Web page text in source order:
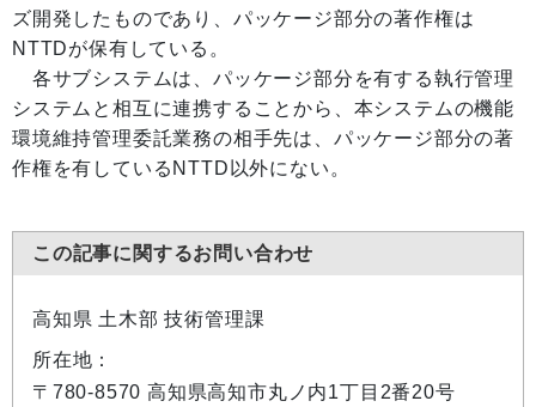
ズ開発したものであり、パッケージ部分の著作権は
NTTDが保有している。
各サブシステムは、パッケージ部分を有する執行管理
システムと相互に連携することから、本システムの機能
環境維持管理委託業務の相手先は、パッケージ部分の著
作権を有しているNTTD以外にない。
この記事に関するお問い合わせ
高知県 土木部 技術管理課
所在地：
〒780-8570 高知県高知市丸ノ内1丁目2番20号